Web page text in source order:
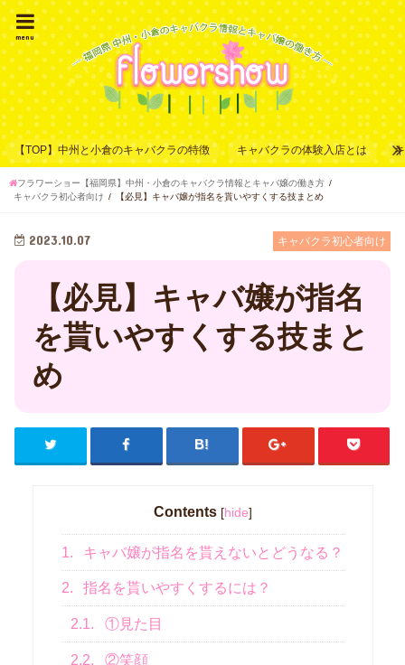
menu
【TOP】中州と小倉のキャバクラの特徴 キャバクラの体験入店とは
フラワーショー【福岡県】中州・小倉のキャバクラ情報とキャバ嬢の働き方
キャバクラ初心者向け
【必見】キャバ嬢が指名を貰いやすくする技まとめ
キャバクラ初心者向け
2023.10.07
【必見】キャバ嬢が指名
を貰いやすくする技まと
め
Contents [hide]
1. キャバ嬢が指名を貰えないとどうなる？
2. 指名を貰いやすくするには？
2.1. ①見た目
2.2. ②笑顔